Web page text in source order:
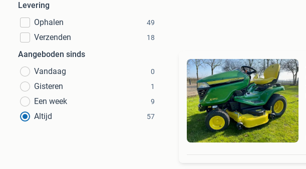
Levering
Ophalen
49
Verzenden 18
Aangeboden sinds
Vandaag
0
Gisteren 1
Een week 9
Altijd 57